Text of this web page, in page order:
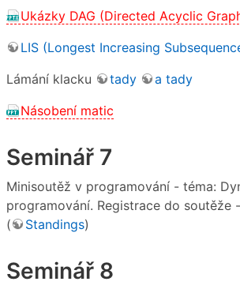
Ukázky DAG (Directed Acyclic
LIS (Longest Increasing
Lámání klacku
tady
a tady
Násobení matic
Seminář 7
Minisoutěž v programování - téma:
programování. Registrace do soutěže -
(
Standings)
Seminář 8